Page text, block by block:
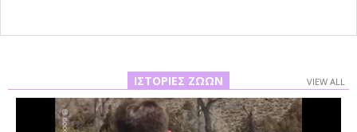
ΙΣΤΟΡΊΕΣ ΖΏΩΝ VIEW ALL